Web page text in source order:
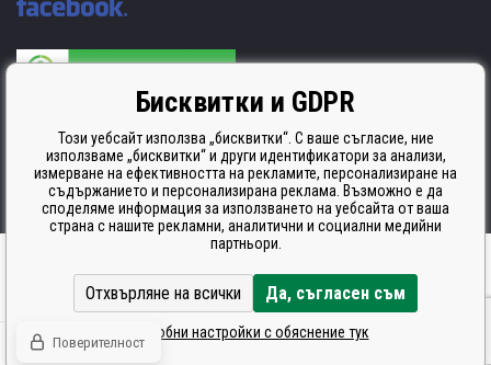
Производителят на касети е сертифициран
ISO 9001. ISO 14001 и STMC.
Ecommerce solutionsBINARGON.cz
© Всички права запазени CDRmarket.cz -
Бисквитки и GDPR
Този уебсайт използва „бисквитки“. С ваше съгласие, ние
използваме „бисквитки“ и други идентификатори за анализи,
измерване на ефективността на рекламите, персонализиране на
съдържанието и персонализирана реклама. Възможно е да
споделяме информация за използването на уебсайта от ваша
страна с нашите рекламни, аналитични и социални медийни
партньори.
Отхвърляне на всички Да, съгласен съм
Подробни настройки с обяснение тук
Поверителност